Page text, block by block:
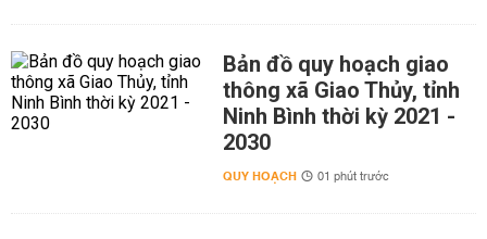
Bản đồ quy hoạch giao
thông xã Giao Thủy, tỉnh
Ninh Bình thời kỳ 2021 -
2030
QUY HOẠCH 01 phút trước